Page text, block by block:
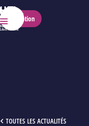
HELMo
Menu
Inscription
TOUTES LES ACTUALITÉS
HELMO GRAMME SIGNE UN